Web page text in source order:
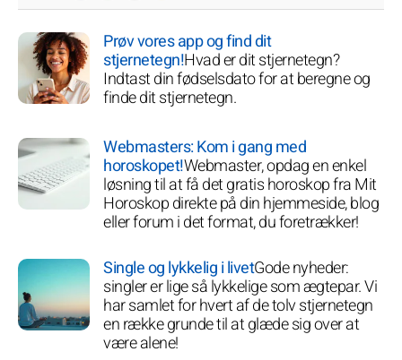
Prøv vores app og find dit
stjernetegn!Hvad er dit stjernetegn?
Indtast din fødselsdato for at beregne og
finde dit stjernetegn.
Webmasters: Kom i gang med
horoskopet!Webmaster, opdag en enkel
løsning til at få det gratis horoskop fra Mit
Horoskop direkte på din hjemmeside, blog
eller forum i det format, du foretrækker!
Single og lykkelig i livetGode nyheder:
singler er lige så lykkelige som ægtepar. Vi
har samlet for hvert af de tolv stjernetegn
en række grunde til at glæde sig over at
være alene!